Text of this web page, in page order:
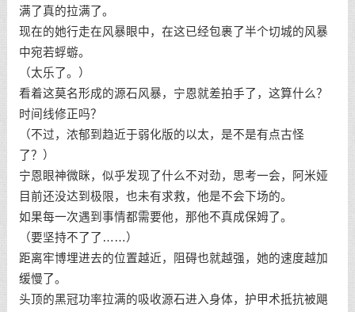
满了真的拉满了。
现在的她行走在风暴眼中，在这已经包裹了半个切城的风暴
中宛若蜉蝣。
（太乐了。）
看着这莫名形成的源石风暴，宁恩就差拍手了，这算什么？
时间线修正吗？
（不过，浓郁到趋近于弱化版的以太，是不是有点古怪
了？）
宁恩眼神微眯，似乎发现了什么不对劲，思考一会，阿米娅
目前还没达到极限，也未有求救，他是不会下场的。
如果每一次遇到事情都需要他，那他不真成保姆了。
（要坚持不了了……）
距离牢博埋进去的位置越近，阻碍也就越强，她的速度越加
缓慢了。
头顶的黑冠功率拉满的吸收源石进入身体，护甲术抵抗被飓